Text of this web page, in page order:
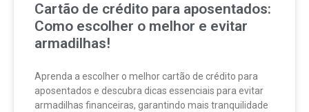
Cartão de crédito para aposentados:
Como escolher o melhor e evitar
armadilhas!
Aprenda a escolher o melhor cartão de crédito para
aposentados e descubra dicas essenciais para evitar
armadilhas financeiras, garantindo mais tranquilidade